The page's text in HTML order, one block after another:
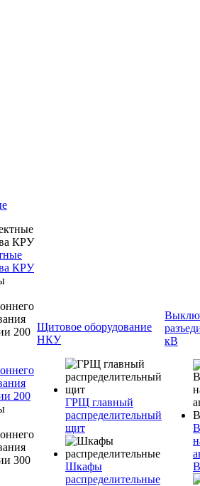
КРУ
200
Щитовое оборудование
НКУ
ГРЩ главный
распределительный
щит
Шкафы
распределительные
кВ